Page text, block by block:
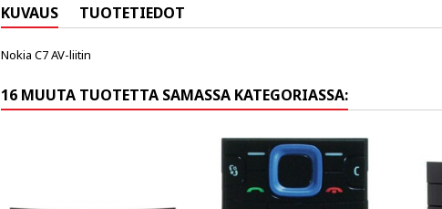
KUVAUS TUOTETIEDOT
Nokia C7 AV-liitin
16 MUUTA TUOTETTA SAMASSA KATEGORIASSA: